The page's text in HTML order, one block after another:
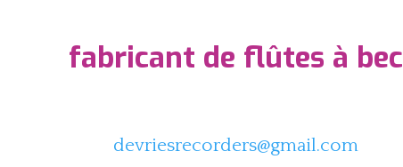
fabricant de flûtes à bec
devriesrecorders@gmail.com